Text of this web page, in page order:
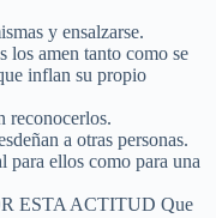
y ensalzarse.
los amen tanto como se
inflan su propio
reconocerlos.
a otras personas.
para ellos como para una
ESTA ACTITUD Que